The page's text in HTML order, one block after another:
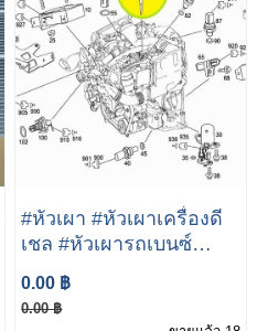
#หัวเผา #หัวเผาเครื่องดี
เชล #หัวเผารถเบนซ์
Mercedes benz ดีเชล
OM646 OM642 OM651
หัวเผาW212 หัวเผาW211
0.00 ฿
0.00 ฿